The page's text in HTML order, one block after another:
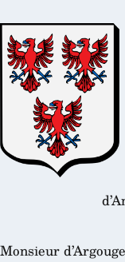
Monsieur